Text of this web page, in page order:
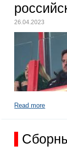
26.04.2023
Read more